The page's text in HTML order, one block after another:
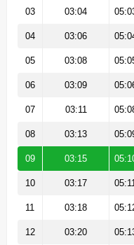
03 03:04
04 03:06
05 03:08
06 03:09
07 03:11
08 03:13
09 03:15
10 03:17
11 03:18
12 03:20